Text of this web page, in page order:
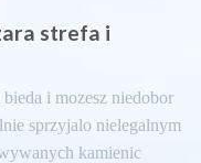
strefa i
i mozesz niedobor
sprzyjalo nielegalnym
kamienic